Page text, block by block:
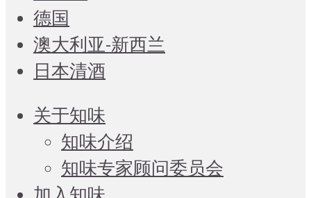
德国
澳大利亚-新西兰
日本清酒
关于知味
知味介绍
知味专家顾问委员会